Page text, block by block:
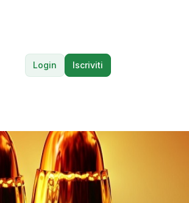
Login Iscriviti